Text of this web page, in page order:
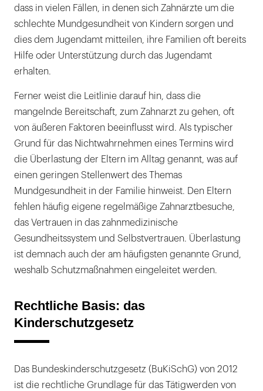
dass in vielen Fällen, in denen sich Zahnärzte um die
schlechte Mundgesundheit von Kindern sorgen und
dies dem Jugendamt mitteilen, ihre Familien oft bereits
Hilfe oder Unterstützung durch das Jugendamt
erhalten.
Ferner weist die Leitlinie darauf hin, dass die
mangelnde Bereitschaft, zum Zahnarzt zu gehen, oft
von äußeren Faktoren beeinflusst wird. Als typischer
Grund für das Nichtwahrnehmen eines Termins wird
die Überlastung der Eltern im Alltag genannt, was auf
einen geringen Stellenwert des Themas
Mundgesundheit in der Familie hinweist. Den Eltern
fehlen häufig eigene regelmäßige Zahnarztbesuche,
das Vertrauen in das zahnmedizinische
Gesundheitssystem und Selbstvertrauen. Überlastung
ist demnach auch der am häufigsten genannte Grund,
weshalb Schutzmaßnahmen eingeleitet werden.
Rechtliche Basis: das
Kinderschutzgesetz
Das Bundeskinderschutzgesetz (BuKiSchG) von 2012
ist die rechtliche Grundlage für das Tätigwerden von